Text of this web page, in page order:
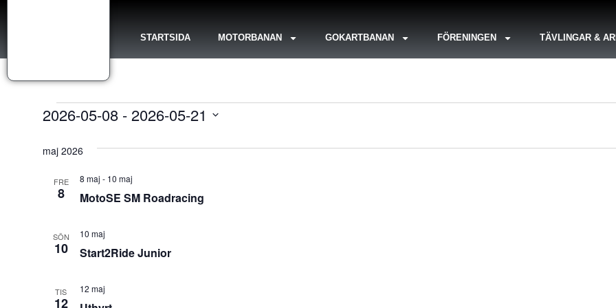
STARTSIDA MOTORBANAN GOKARTBANAN FÖRENINGEN TÄVLINGAR &
2026-05-08 - 2026-05-21
maj 2026
FRE
8 MotoSE SM Roadracing
8 maj - 10 maj
SÖN
10 Start2Ride Junior
10 maj
TIS
12
12 maj